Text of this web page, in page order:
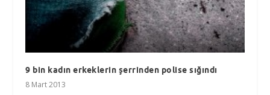
9 bin kadın erkeklerin şerrinden polise sığındı
8 Mart 2013